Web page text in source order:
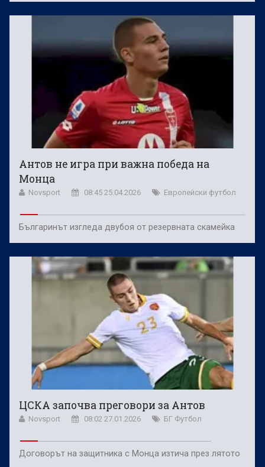
Антов не игра при важна победа на
Монца
Novsport 08:45 25.04.2026 Европейски футбол
Българинът изгледа двубоя от резервната скамейка
ЦСКА започва преговори за Антов
Novsport 08:02 27.01.2026 БГ Футбол
Договорът на защитника с Монца изтича през лятото